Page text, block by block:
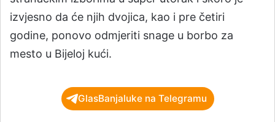
izvjesno da će njih dvojica, kao i pre četiri
godine, ponovo odmjeriti snage u borbo za
mesto u Bijeloj kući.
GlasBanjaluke na Telegramu